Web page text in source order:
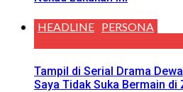
HEADLINE PERSONA
Tampil di Serial Drama
Saya Tidak Suka Bermain di